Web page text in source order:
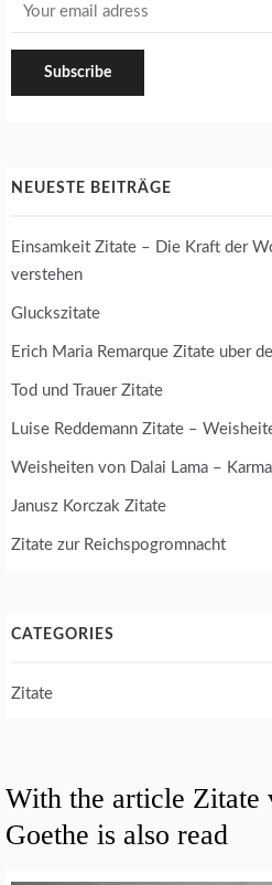
NEUESTE BEITRÄGE
Einsamkeit Zitate – Die Kraft der
verstehen
Gluckszitate
Erich Maria Remarque Zitate uber
Tod und Trauer Zitate
Luise Reddemann Zitate –
Weisheiten von Dalai Lama –
Janusz Korczak Zitate
Zitate zur Reichspogromnacht
CATEGORIES
Zitate
With the article Zitate
Goethe is also read